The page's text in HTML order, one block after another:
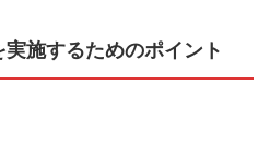
施するためのポイント